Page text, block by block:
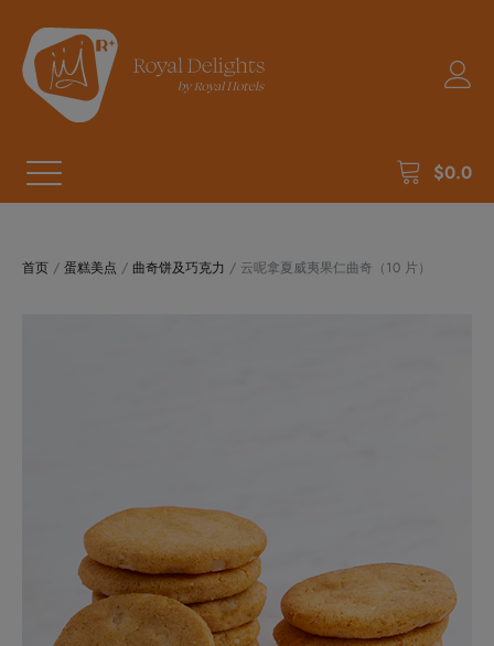
$0.0
首页 / 蛋糕美点 / 曲奇饼及巧克力 / 云呢拿夏威夷果仁曲奇（10 片）